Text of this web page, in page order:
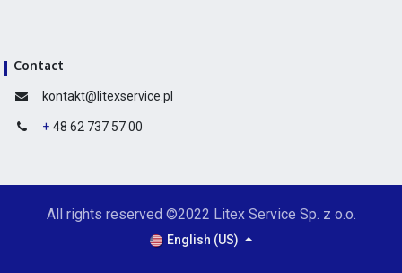
Contact
kontakt@litexservice.pl
+ 48 62 737 57 00
All rights reserved ©2022 Litex Service Sp. z o.o.
English (US)